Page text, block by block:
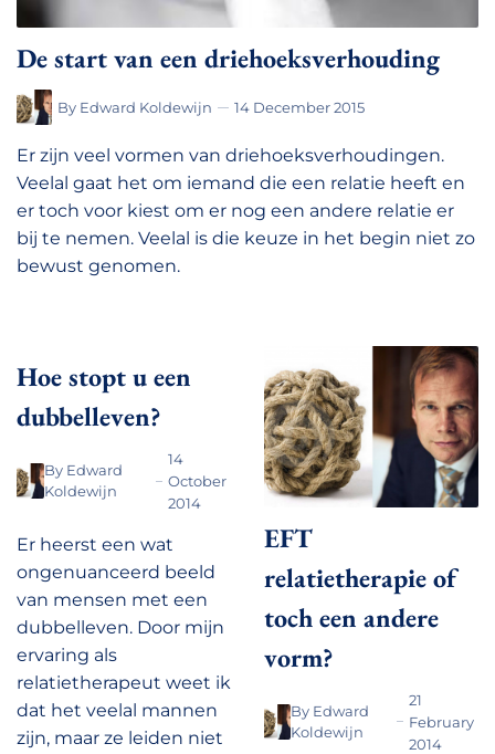
De start van een driehoeksverhouding
By Edward Koldewijn 14 December 2015
Er zijn veel vormen van driehoeksverhoudingen.
Veelal gaat het om iemand die een relatie heeft en
er toch voor kiest om er nog een andere relatie er
bij te nemen. Veelal is die keuze in het begin niet zo
bewust genomen.
Hoe stopt u een
dubbelleven?
By Edward
Koldewijn
14
October
2014
Er heerst een wat
ongenuanceerd beeld
van mensen met een
dubbelleven. Door mijn
ervaring als
relatietherapeut weet ik
dat het veelal mannen
zijn, maar ze leiden niet
EFT
relatietherapie of
toch een andere
vorm?
By Edward
Koldewijn
21
February
2014